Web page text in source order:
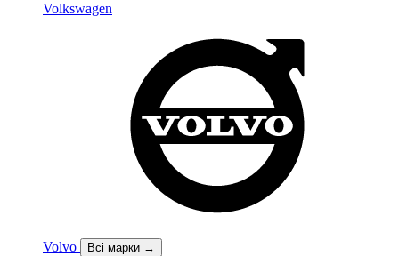
Volkswagen
Volvo Всі марки →